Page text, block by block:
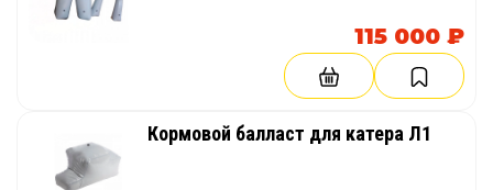
115 000 ₽
Кормовой балласт для катера Л1